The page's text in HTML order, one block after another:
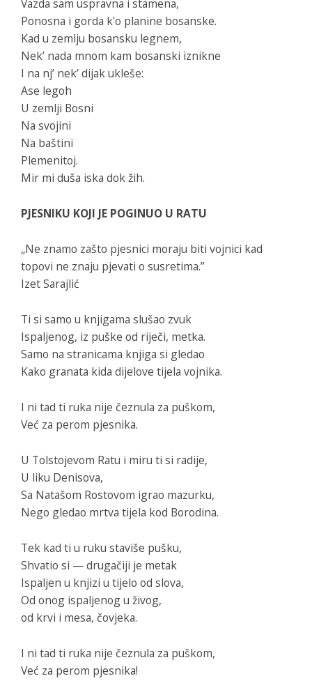
Vazda sam uspravna i stamena,
Ponosna i gorda k'o planine bosanske.
Kad u zemlju bosansku legnem,
Nek’ nada mnom kam bosanski iznikne
I na nj’ nek’ dijak ukleše:
Ase legoh
U zemlji Bosni
Na svojini
Na baštini
Plemenitoj.
Mir mi duša iska dok žih.
PJESNIKU KOJI JE POGINUO U RATU
„Ne znamo zašto pjesnici moraju biti vojnici kad
topovi ne znaju pjevati o susretima.”
Izet Sarajlić
Ti si samo u knjigama slušao zvuk
Ispaljenog, iz puške od riječi, metka.
Samo na stranicama knjiga si gledao
Kako granata kida dijelove tijela vojnika.
I ni tad ti ruka nije čeznula za puškom,
Već za perom pjesnika.
U Tolstojevom Ratu i miru ti si radije,
U liku Denisova,
Sa Natašom Rostovom igrao mazurku,
Nego gledao mrtva tijela kod Borodina.
Tek kad ti u ruku staviše pušku,
Shvatio si — drugačiji je metak
Ispaljen u knjizi u tijelo od slova,
Od onog ispaljenog u živog,
od krvi i mesa, čovjeka.
I ni tad ti ruka nije čeznula za puškom,
Već za perom pjesnika!